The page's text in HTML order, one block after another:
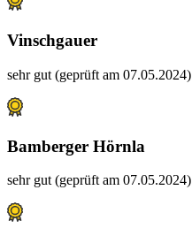
Vinschgauer
sehr gut (geprüft am 07.05.2024)
Bamberger Hörnla
sehr gut (geprüft am 07.05.2024)